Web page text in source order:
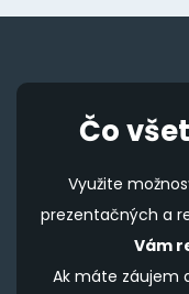
Čo
Využite
prezentačných a
Vám
Ak máte záujem